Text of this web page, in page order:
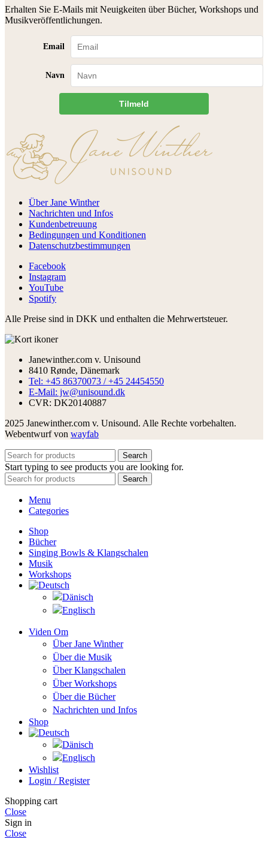
Erhalten Sie E-Mails mit Neuigkeiten über Bücher, Workshops und
Musikveröffentlichungen.
Email
Navn
Tilmeld
Über Jane Winther
Nachrichten und Infos
Kundenbetreuung
Bedingungen und Konditionen
Datenschutzbestimmungen
Facebook
Instagram
YouTube
Spotify
Alle Preise sind in DKK und enthalten die Mehrwertsteuer.
Janewinther.com v. Unisound
8410 Rønde, Dänemark
Tel: +45 86370073 / +45 24454550
E-Mail: jw@unisound.dk
CVR: DK20140887
2025 Janewinther.com v. Unisound. Alle Rechte vorbehalten.
Webentwurf von wayfab
Search
Start typing to see products you are looking for.
Search
Menu
Categories
Shop
Bücher
Singing Bowls & Klangschalen
Musik
Workshops
Viden Om
Über Jane Winther
Über die Musik
Über Klangschalen
Über Workshops
Über die Bücher
Nachrichten und Infos
Shop
Wishlist
Login / Register
Shopping cart
Close
Sign in
Close